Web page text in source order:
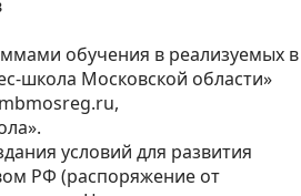
обучения в реализуемых в
школа Московской области»
условий для развития
РФ (распоряжение от